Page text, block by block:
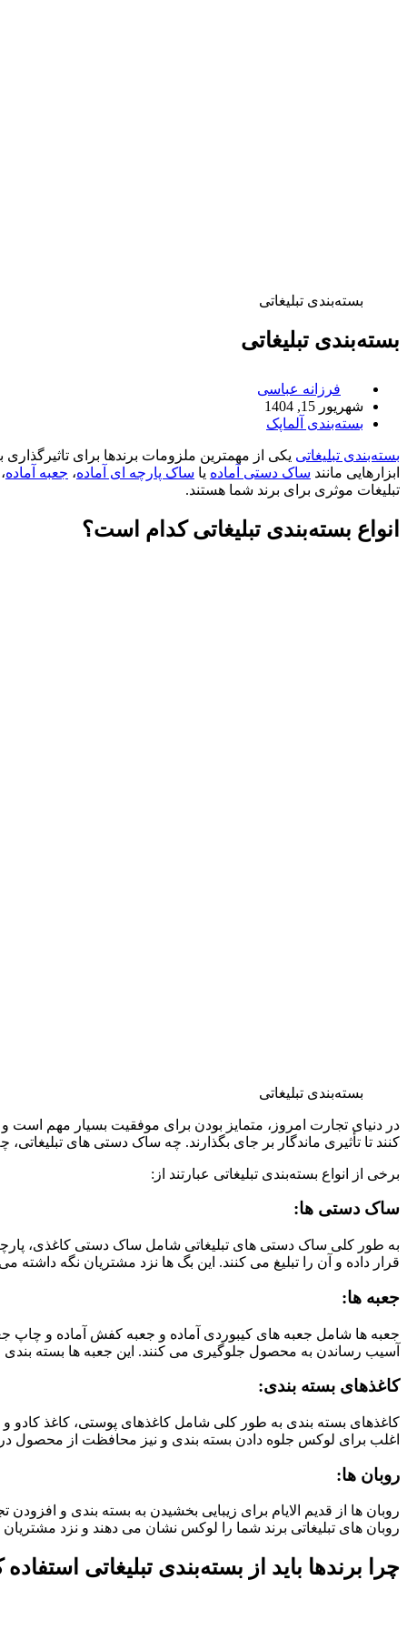
بسته‌بندی تبلیغاتی
بسته‌بندی تبلیغاتی
فرزانه عباسی
شهریور 15, 1404
بسته‌بندی آلماپک
بسته‌بندی تبلیغاتی یکی از مهمترین ملزومات برندها برای
ابزارهایی مانند ساک دستی آماده یا ساک پارچه ای آماده، جعبه آماده
تبلیغات موثری برای برند شما هستند.
انواع بسته‌بندی تبلیغاتی کدام است؟
بسته‌بندی تبلیغاتی
در دنیای تجارت امروز، متمایز بودن برای موفقیت بسیار مهم است
‌کنند تا تأثیری ماندگار بر جای بگذارند. چه ساک دستی ‌های
برخی از انواع بسته‌بندی تبلیغاتی عبارتند از:
ساک دستی ها:
به طور کلی ساک دستی های تبلیغاتی شامل ساک دستی کاغذی،
قرار داده و آن را تبلیغ می کنند. این بگ ها نزد مشتریان نگه
جعبه ها:
جعبه ها شامل جعبه های کیبوردی آماده و جعبه کفش آماده و چاپ
آسیب رساندن به محصول جلوگیری می کنند. این جعبه ها بسته
کاغذهای بسته بندی:
کاغذهای بسته بندی به طور کلی شامل کاغذهای پوستی، کاغذ کادو
اغلب برای لوکس جلوه دادن بسته بندی و نیز محافظت از محصول در
روبان ها:
روبان ها از قدیم الایام برای زیبایی بخشیدن به بسته بندی و
روبان های تبلیغاتی برند شما را لوکس نشان می دهند و نزد
چرا برندها باید از بسته‌بندی تبلیغاتی استفاده